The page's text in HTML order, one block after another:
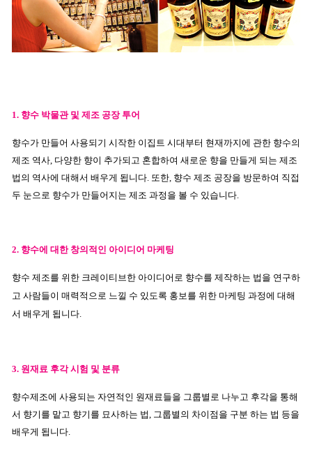
1. 향수 박물관 및 제조 공장 투어
향수가 만들어 사용되기 시작한 이집트 시대부터 현재까지에 관한 향수의
제조 역사, 다양한 향이 추가되고 혼합하여 새로운 향을 만들게 되는 제조
법의 역사에 대해서 배우게 됩니다. 또한, 향수 제조 공장을 방문하여 직접
두 눈으로 향수가 만들어지는 제조 과정을 볼 수 있습니다.
2. 향수에 대한 창의적인 아이디어 마케팅
향수 제조를 위한 크레이티브한 아이디어로 향수를 제작하는 법을 연구하
고 사람들이 매력적으로 느낄 수 있도록 홍보를 위한 마케팅 과정에 대해
서 배우게 됩니다.
3. 원재료 후각 시험 및 분류
향수제조에 사용되는 자연적인 원재료들을 그룹별로 나누고 후각을 통해
서 향기를 맡고 향기를 묘사하는 법, 그룹별의 차이점을 구분 하는 법 등을
배우게 됩니다.